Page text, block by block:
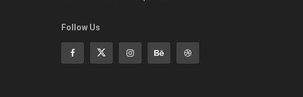
Follow Us